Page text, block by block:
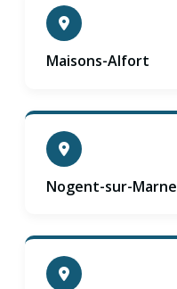
Maisons-Alfort
Nogent-sur-Marne